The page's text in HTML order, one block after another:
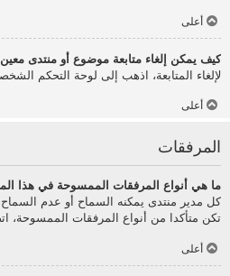
أعلى
كيف يمكن إلغاء متابعة موضوع أو منتدى
لإلغاء المتابعة، اذهب إلى لوحة التحكم
أعلى
المرفقات
ما هي أنواع المرفقات الممسوحة في هذا
كل مدير منتدى يمكنه السماح أو عدم السماح
تكن متأكدا من أنواع المرفقات الممسوحة،
أعلى